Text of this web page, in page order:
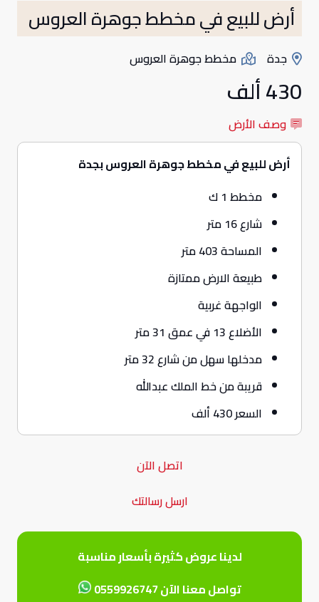
أرض للبيع في مخطط جوهرة العروس
جدة مخطط جوهرة العروس
430 ألف
وصف الأرض
أرض للبيع في مخطط جوهرة العروس بجدة
مخطط 1 ك
شارع 16 متر
المساحة 403 متر
طبيعة الارض ممتازة
الواجهة غربية
الأضلاع 13 في عمق 31 متر
مدخلها سهل من شارع 32 متر
قريبة من خط الملك عبدالله
السعر 430 ألف
اتصل الآن
ارسل رسالتك
لدينا عروض كثيرة بأسعار مناسبة
تواصل معنا الآن 0559926747